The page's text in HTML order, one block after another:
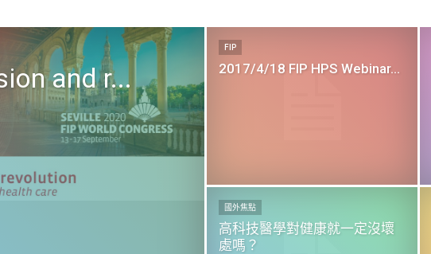
and r...
FIP
2017/4/18 FIP HPS Webinar...
國外焦點
高科技醫學對健康就一定沒壞
處嗎？